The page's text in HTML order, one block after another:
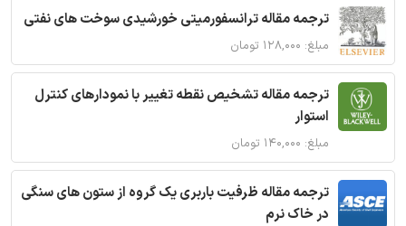
ترجمه مقاله ترانسفورمیتی خورشیدی سوخت های نفتی
مبلغ: ۱۲۸,۰۰۰ تومان
ترجمه مقاله تشخیص نقطه تغییر با نمودارهای کنترل
استوار
مبلغ: ۱۴۰,۰۰۰ تومان
ترجمه مقاله ظرفیت باربری یک گروه از ستون های سنگی
در خاک نرم